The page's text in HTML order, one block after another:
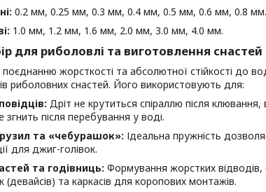
0.2 мм, 0.25 мм, 0.3 мм, 0.4 мм, 0.5 мм, 0.6 мм, 0.8 мм.
1.0 мм, 1.2 мм, 1.6 мм, 2.0 мм, 3.0 мм, 4.0 мм.
для риболовлі та виготовлення снастей
жорсткості та абсолютної стійкості до
риболовних снастей. Його використовують для:
Дріт не крутиться спіраллю після
після перебування у воді.
та «чебурашок»: Ідеальна пружність
для джиг-голівок.
та годівниць: Формування жорстких
та каркасів для коропових монтажів.